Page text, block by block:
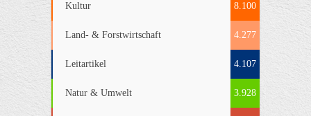
Kultur 8.100
Land- & Forstwirtschaft 4.277
Leitartikel 4.107
Natur & Umwelt 3.928